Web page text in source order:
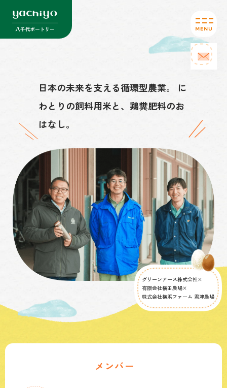
日本の未来を支える循環型農業。 に
わとりの飼料用米と、鶏糞肥料のお
はなし。
グリーンアース株式会社×
有限会社横田農場×
株式会社横浜ファーム 君津農場
メンバー